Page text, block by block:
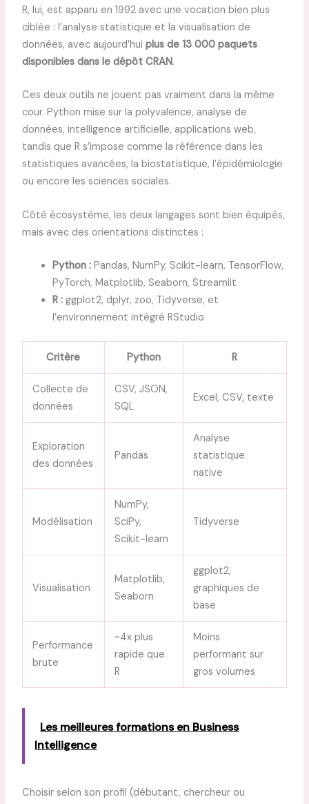
R, lui, est apparu en 1992 avec une vocation bien plus
ciblée : l’analyse statistique et la visualisation de
données, avec aujourd’hui plus de 13 000 paquets
disponibles dans le dépôt CRAN.
Ces deux outils ne jouent pas vraiment dans la même
cour. Python mise sur la polyvalence, analyse de
données, intelligence artificielle, applications web,
tandis que R s’impose comme la référence dans les
statistiques avancées, la biostatistique, l’épidémiologie
ou encore les sciences sociales.
Côté écosystème, les deux langages sont bien équipés,
mais avec des orientations distinctes :
Python :Pandas, NumPy, Scikit-learn, TensorFlow,
PyTorch, Matplotlib, Seaborn, Streamlit
R :ggplot2, dplyr, zoo, Tidyverse, et
l’environnement intégré RStudio
Critère Python R
Collecte de
données
CSV, JSON,
SQL
Excel, CSV, texte
Exploration
des données
Pandas
Analyse
statistique
native
Modélisation
NumPy,
SciPy,
Scikit-learn
Tidyverse
Visualisation
Matplotlib,
Seaborn
ggplot2,
graphiques de
base
Performance
brute
~4x plus
rapide que
R
Moins
performant sur
gros volumes
Les meilleures formations en Business
Intelligence
Choisir selon son profil (débutant, chercheur ou